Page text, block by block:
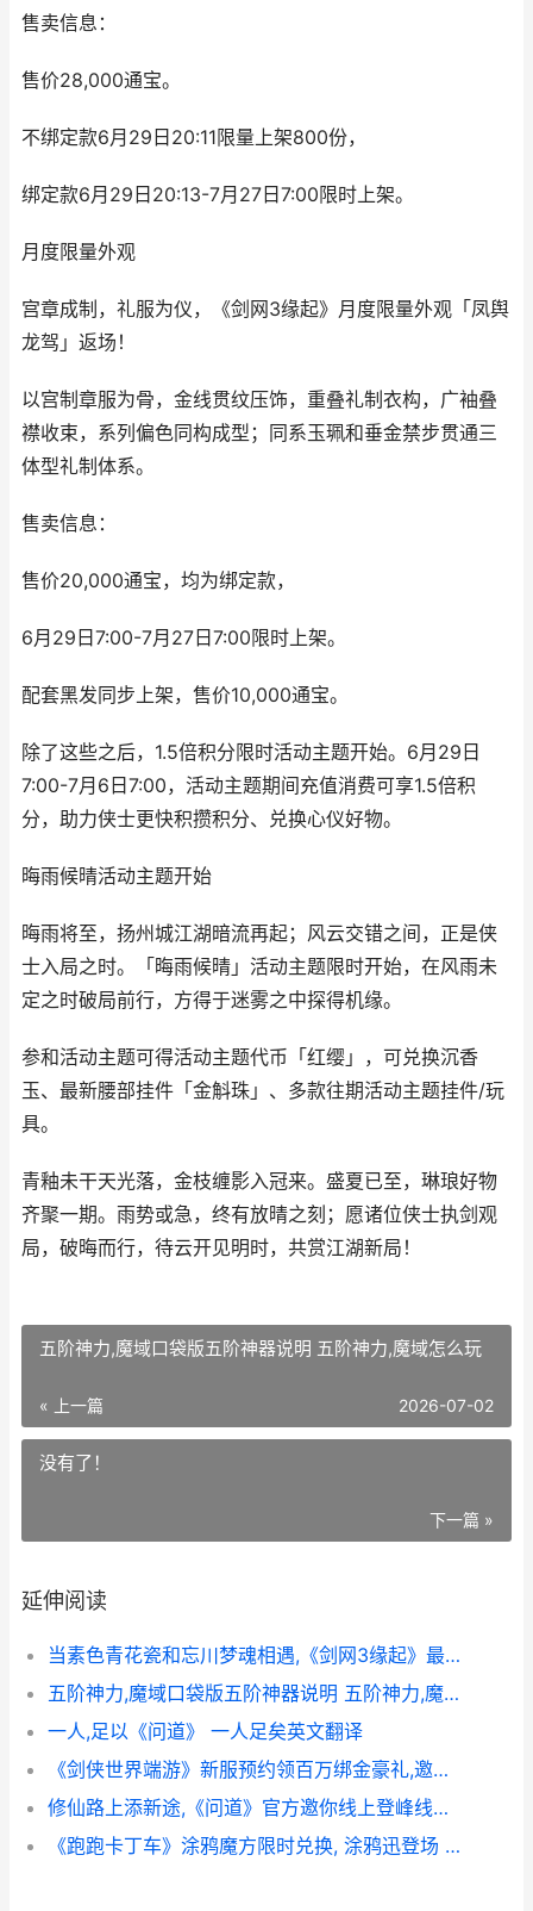
售卖信息：
售价28,000通宝。
不绑定款6月29日20:11限量上架800份，
绑定款6月29日20:13-7月27日7:00限时上架。
月度限量外观
宫章成制，礼服为仪，《剑网3缘起》月度限量外观「凤舆
龙驾」返场！
以宫制章服为骨，金线贯纹压饰，重叠礼制衣构，广袖叠
襟收束，系列偏色同构成型；同系玉珮和垂金禁步贯通三
体型礼制体系。
售卖信息：
售价20,000通宝，均为绑定款，
6月29日7:00-7月27日7:00限时上架。
配套黑发同步上架，售价10,000通宝。
除了这些之后，1.5倍积分限时活动主题开始。6月29日
7:00-7月6日7:00，活动主题期间充值消费可享1.5倍积
分，助力侠士更快积攒积分、兑换心仪好物。
晦雨候晴活动主题开始
晦雨将至，扬州城江湖暗流再起；风云交错之间，正是侠
士入局之时。「晦雨候晴」活动主题限时开始，在风雨未
定之时破局前行，方得于迷雾之中探得机缘。
参和活动主题可得活动主题代币「红缨」，可兑换沉香
玉、最新腰部挂件「金斛珠」、多款往期活动主题挂件/玩
具。
青釉未干天光落，金枝缠影入冠来。盛夏已至，琳琅好物
齐聚一期。雨势或急，终有放晴之刻；愿诸位侠士执剑观
局，破晦而行，待云开见明时，共赏江湖新局！
五阶神力,魔域口袋版五阶神器说明 五阶神力,魔域怎么玩
« 上一篇 2026-07-02
没有了！
下一篇 »
延伸阅读
当素色青花瓷和忘川梦魂相遇,《剑网3缘起》最新外观6月29日公开了 青花瓷所用色料
五阶神力,魔域口袋版五阶神器说明 五阶神力,魔域怎么玩
一人,足以《问道》 一人足矣英文翻译
《剑侠世界端游》新服预约领百万绑金豪礼,邀您畅爽酣战 剑侠世界pc
修仙路上添新途,《问道》官方邀你线上登峰线下伴游 修仙路上 小说
《跑跑卡丁车》涂鸦魔方限时兑换, 涂鸦迅登场 跑跑卡丁车官网